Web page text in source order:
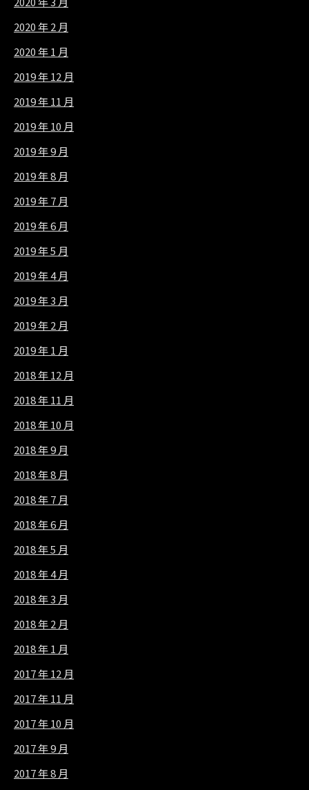
2020 年 2 月
2020 年 1 月
2019 年 12 月
2019 年 11 月
2019 年 10 月
2019 年 9 月
2019 年 8 月
2019 年 7 月
2019 年 6 月
2019 年 5 月
2019 年 4 月
2019 年 3 月
2019 年 2 月
2019 年 1 月
2018 年 12 月
2018 年 11 月
2018 年 10 月
2018 年 9 月
2018 年 8 月
2018 年 7 月
2018 年 6 月
2018 年 5 月
2018 年 4 月
2018 年 3 月
2018 年 2 月
2018 年 1 月
2017 年 12 月
2017 年 11 月
2017 年 10 月
2017 年 9 月
2017 年 8 月